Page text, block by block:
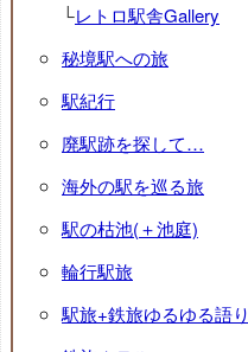
└レトロ駅舎Gallery
秘境駅への旅
駅紀行
廃駅跡を探して…
海外の駅を巡る旅
駅の枯池(＋池庭)
輪行駅旅
駅旅+鉄旅ゆるゆる語り